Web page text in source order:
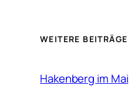
WEITERE BEITRÄGE
Hakenberg im Mai